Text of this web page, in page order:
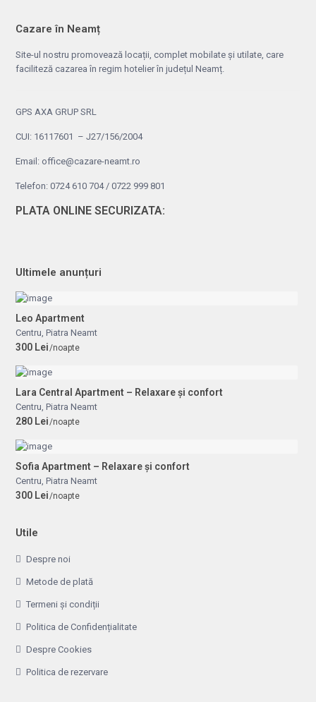
Cazare în Neamț
Site-ul nostru promovează locații, complet mobilate și utilate, care
faciliteză cazarea în regim hotelier în județul Neamț.
GPS AXA GRUP SRL
CUI: 16117601 – J27/156/2004
Email: office@cazare-neamt.ro
Telefon: 0724 610 704 / 0722 999 801
PLATA ONLINE SECURIZATA:
Ultimele anunțuri
Leo Apartment
Centru, Piatra Neamt
300 Lei/noapte
Lara Central Apartment – Relaxare și confort
Centru, Piatra Neamt
280 Lei/noapte
Sofia Apartment – Relaxare și confort
Centru, Piatra Neamt
300 Lei/noapte
Utile
Despre noi
Metode de plată
Termeni și condiții
Politica de Confidențialitate
Despre Cookies
Politica de rezervare